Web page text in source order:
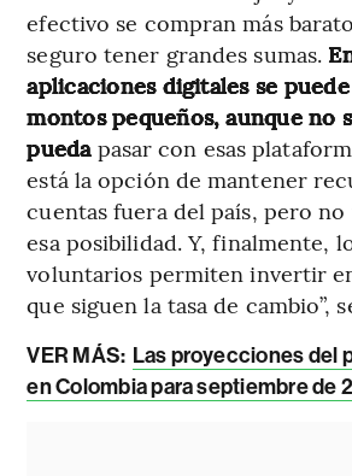
efectivo se compran más
seguro tener grandes sumas.
aplicaciones digitales se
montos pequeños, aunque no
puedapasar con esas
está la opción de mantener
cuentas fuera del país, pero
esa posibilidad. Y, finalmente,
voluntarios permiten invertir
que siguen la tasa de cambio”,
VER MÁS: Las proyecciones del
en Colombia para septiembre de